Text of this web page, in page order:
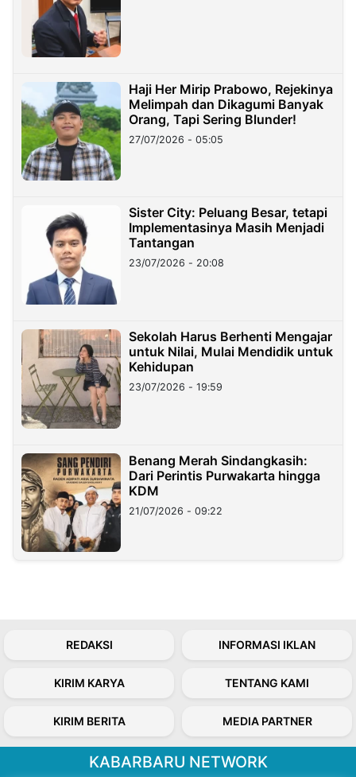
Haji Her Mirip Prabowo, Rejekinya
Melimpah dan Dikagumi Banyak
Orang, Tapi Sering Blunder!
27/07/2026 - 05:05
Sister City: Peluang Besar, tetapi
Implementasinya Masih Menjadi
Tantangan
23/07/2026 - 20:08
Sekolah Harus Berhenti Mengajar
untuk Nilai, Mulai Mendidik untuk
Kehidupan
23/07/2026 - 19:59
Benang Merah Sindangkasih:
Dari Perintis Purwakarta hingga
KDM
21/07/2026 - 09:22
REDAKSI INFORMASI IKLAN
KIRIM KARYA TENTANG KAMI
KIRIM BERITA MEDIA PARTNER
KABARBARU NETWORK